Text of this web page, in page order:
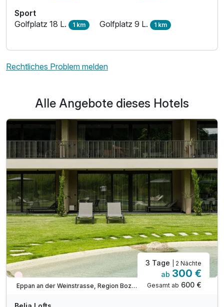
Für 8 Tage 1.143,00 €
LOFT SUPERIOR BALCONY
2 Erwachsene und 1 Kind
Sport
Golfplatz 18 L. 1 km Golfplatz 9 L. 1 km
Rechtliches Problem melden
Alle Angebote dieses Hotels
Nur noch Restplätze
Eppan an der Weinstrasse, Region Bozen
3 Tage | 2 Nächte
ab 300 €
Gesamt ab 600 €